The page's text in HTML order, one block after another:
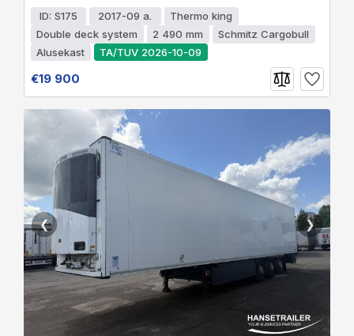
ID: S175 2017-09 a.
Thermo king
Double deck system
2 490 mm
Schmitz Cargobull
Alusekast
TA/TUV 2026-10-09
€19 900
❮ ❯